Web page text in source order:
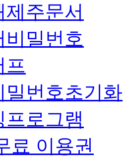
제주문서
비밀번호
프
밀번호초기화
프로그램
료 이용권